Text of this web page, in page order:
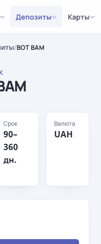
Депозиты Карты
/ВОТ ВАМ
Срок
90–
360
дн.
Валюта
UAH